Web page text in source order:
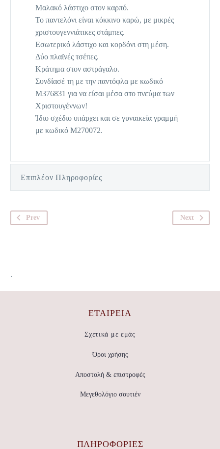
Μαλακό λάστιχο στον καρπό.
Το παντελόνι είναι κόκκινο καρώ, με μικρές
χριστουγεννιάτικες στάμπες.
Εσωτερικό λάστιχο και κορδόνι στη μέση.
Δύο πλαϊνές τσέπες.
Κράτημα στον αστράγαλο.
Συνδίασέ τη με την παντόφλα με κωδικό
M376831 για να είσαι μέσα στο πνεύμα των
Χριστουγέννων!
Ίδιο σχέδιο υπάρχει και σε γυναικεία γραμμή
με κωδικό M270072.
Επιπλέον Πληροφορίες
Prev Next
.
ΕΤΑΙΡΕΊΑ
Σχετικά με εμάς
Όροι χρήσης
Αποστολή & επιστροφές
Μεγεθολόγιο σουτιέν
ΠΛΗΡΟΦΟΡΙΕΣ